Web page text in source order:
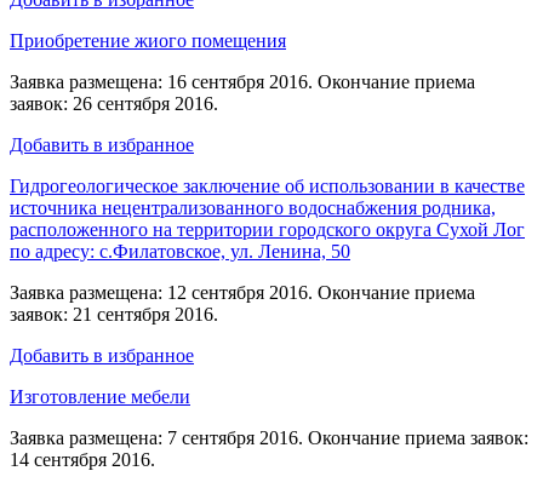
Приобретение жиого помещения
Заявка размещена: 16 сентября 2016. Окончание приема
заявок: 26 сентября 2016.
Добавить в избранное
Гидрогеологическое заключение об использовании в качестве
источника нецентрализованного водоснабжения родника,
расположенного на территории городского округа Сухой Лог
по адресу: с.Филатовское, ул. Ленина, 50
Заявка размещена: 12 сентября 2016. Окончание приема
заявок: 21 сентября 2016.
Добавить в избранное
Изготовление мебели
Заявка размещена: 7 сентября 2016. Окончание приема заявок:
14 сентября 2016.